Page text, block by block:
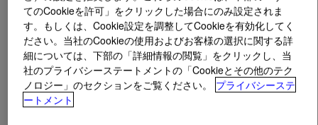
とは DOWSIL™ Glass & Metal Sealant?
高性能、1 成分形、中性硬化型シリコーンシーラント
用途
てのCookieを許可」をクリックした場合にのみ設定されま
す。もしくは、Cookie設定を調整してCookieを有効化してく
ださい。当社のCookieの使用およびお客様の選択に関する詳
細については、下部の「詳細情報の閲覧」をクリックし、当
社のプライバシーステートメントの「Cookieとその他のテク
ノロジー」のセクションをご覧ください。
プライバシーステ
ートメント